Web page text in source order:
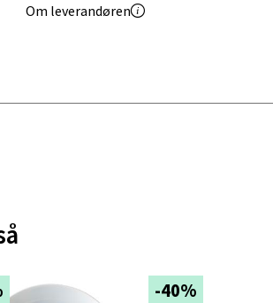
Om leverandøren
-40%
Velg